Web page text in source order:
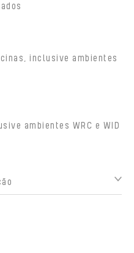
inclusive ambientes
ambientes WRC e WID